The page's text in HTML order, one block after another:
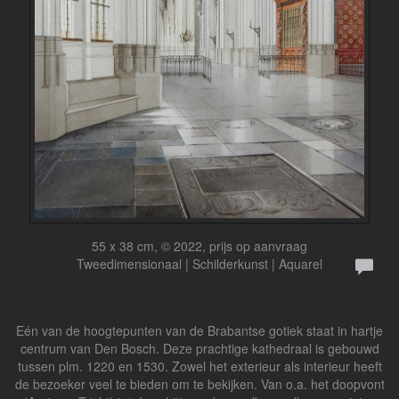
55 x 38 cm, © 2022, prijs op aanvraag
Tweedimensionaal | Schilderkunst | Aquarel
Eén van de hoogtepunten van de Brabantse gotiek staat in hartje
centrum van Den Bosch. Deze prachtige kathedraal is gebouwd
tussen plm. 1220 en 1530. Zowel het exterieur als interieur heeft
de bezoeker veel te bieden om te bekijken. Van o.a. het doopvont